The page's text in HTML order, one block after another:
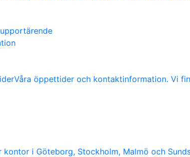
Våra öppettider och kontaktinformation. Vi
kontor i Göteborg, Stockholm, Malmö och